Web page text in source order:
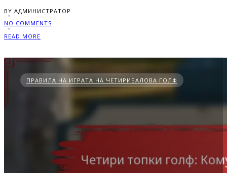
BY АДМИНИСТРАТОР
NO COMMENTS
READ MORE
ПРАВИЛА НА ИГРАТА НА ЧЕТИРИБАЛОВА ГОЛФ